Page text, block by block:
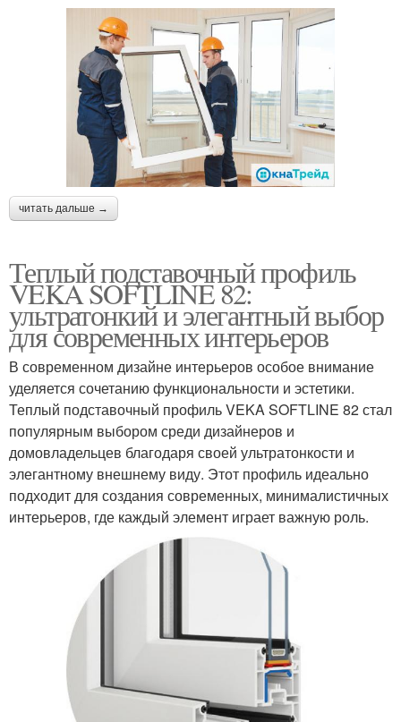
читать дальше →
Теплый подставочный профиль
VEKA SOFTLINE 82:
ультратонкий и элегантный выбор
для современных интерьеров
В современном дизайне интерьеров особое внимание
уделяется сочетанию функциональности и эстетики.
Теплый подставочный профиль VEKA SOFTLINE 82 стал
популярным выбором среди дизайнеров и
домовладельцев благодаря своей ультратонкости и
элегантному внешнему виду. Этот профиль идеально
подходит для создания современных, минималистичных
интерьеров, где каждый элемент играет важную роль.